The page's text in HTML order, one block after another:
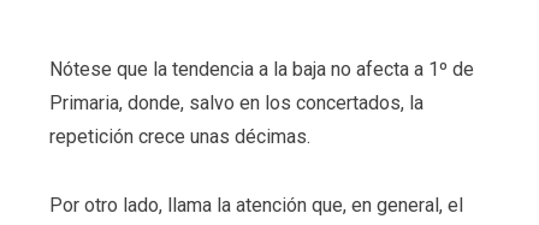
Nótese que la tendencia a la baja no afecta a 1º de
Primaria, donde, salvo en los concertados, la
repetición crece unas décimas.
Por otro lado, llama la atención que, en general, el